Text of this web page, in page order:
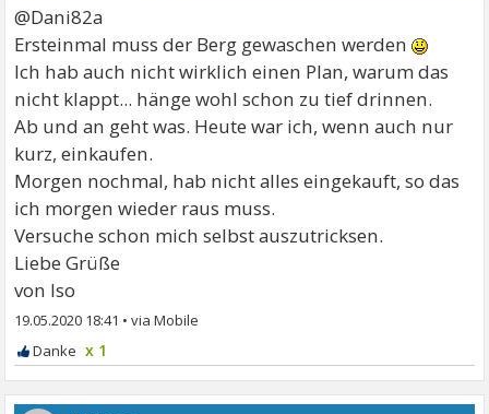
@Dani82a
Ersteinmal muss der Berg gewaschen werden
Ich hab auch nicht wirklich einen Plan, warum das
nicht klappt... hänge wohl schon zu tief drinnen.
Ab und an geht was. Heute war ich, wenn auch nur
kurz, einkaufen.
Morgen nochmal, hab nicht alles eingekauft, so das
ich morgen wieder raus muss.
Versuche schon mich selbst auszutricksen.
Liebe Grüße
von Iso
19.05.2020 18:41 •
x 1